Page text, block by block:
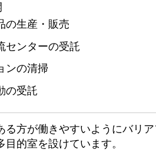
の生産・販売
センターの受託
ンの清掃
の受託
る方が働きやすいようにバリ
目的室を設けています。